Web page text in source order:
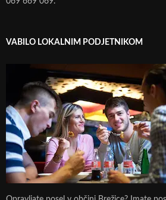
VABILO LOKALNIM PODJETNIKOM